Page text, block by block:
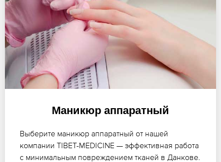
Маникюр аппаратный
Выберите маникюр аппаратный от нашей
компании TIBET-MEDICINE — эффективная работа
с минимальным повреждением тканей в Данкове.